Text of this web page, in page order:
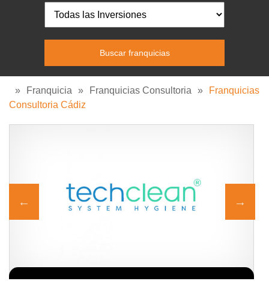
» Franquicia » Franquicias Consultoria »
Franquicias
Consultoria Cádiz